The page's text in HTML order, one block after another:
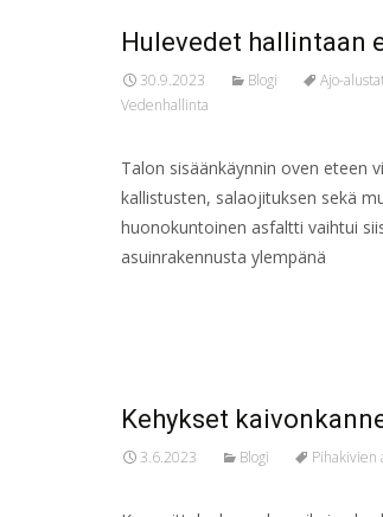
Hulevedet hallintaan
30.9.2023 Blogi Ajo-
Vedenhallinta
Talon sisäänkäynnin oven eteen
kallistusten, salaojituksen sekä
huonokuntoinen asfaltti vaihtui
asuinrakennusta ylempänä
Kehykset
3.6.2023 Blogi Pihakivien